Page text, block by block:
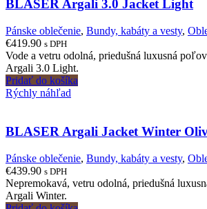
BLASER Argali 3.0 Jacket Light
Pánske oblečenie, Bundy, kabáty a vesty,
€419.90 s DPH
Vode a vetru odolná, priedušná luxusná
Argali 3.0 Light.
Pridať do košíka
Rýchly náhľad
BLASER Argali Jacket Winter
Pánske oblečenie, Bundy, kabáty a vesty,
€439.90 s DPH
Nepremokavá, vetru odolná, priedušná
Argali Winter.